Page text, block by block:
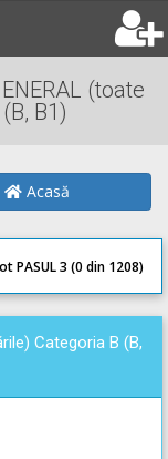
(toate
B1)
Acasă
PASUL 3 (0 din 1208)
Categoria B (B,